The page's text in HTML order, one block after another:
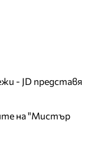
- JD представя
на "Мистър